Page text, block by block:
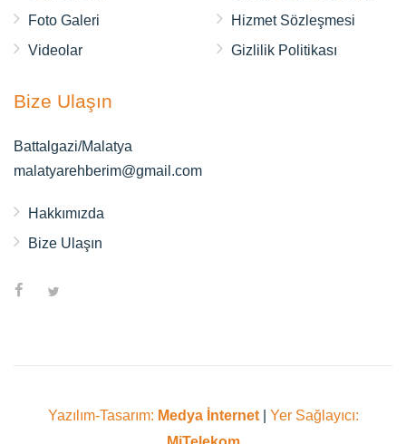
Foto Galeri
Videolar
Hizmet Sözleşmesi
Gizlilik Politikası
Bize Ulaşın
Battalgazi/Malatya
malatyarehberim@gmail.com
Hakkımızda
Bize Ulaşın
Yazılım-Tasarım: Medya İnternet| Yer Sağlayıcı: